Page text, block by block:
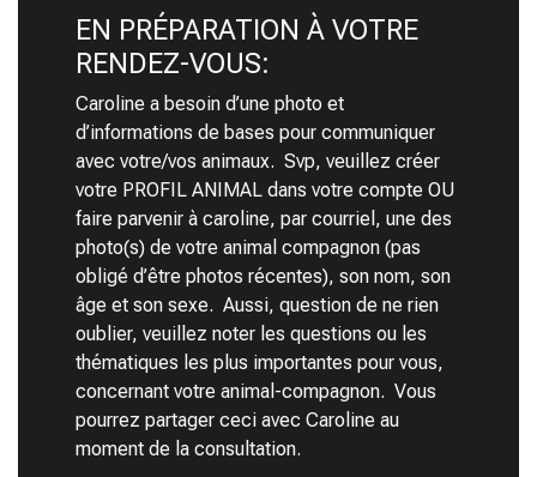
EN PRÉPARATION À VOTRE
RENDEZ-VOUS:
Caroline a besoin d’une photo et
d’informations de bases pour communiquer
avec votre/vos animaux. Svp, veuillez créer
votre PROFIL ANIMAL dans votre compte OU
faire parvenir à caroline, par courriel, une des
photo(s) de votre animal compagnon (pas
obligé d’être photos récentes), son nom, son
âge et son sexe. Aussi, question de ne rien
oublier, veuillez noter les questions ou les
thématiques les plus importantes pour vous,
concernant votre animal-compagnon. Vous
pourrez partager ceci avec Caroline au
moment de la consultation.